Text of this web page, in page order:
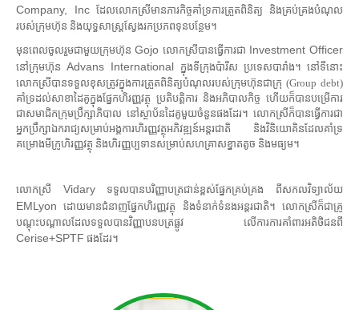
Company, Inc ដែលលោកស្រីមានភារកិច្ចគាំទ្រការត្រួតពិនិត្យ និងគ្រប់គ្រងបំណុល
របស់ក្រុមហ៊ុន និងយុទ្ធសាស្ត្រស្វែងរកប្រភពទុនបន្ថែម។
មុនពេលចូលរួមជាមួយក្រុមហ៊ុន Gojo លោកស្រីបានធ្វើការជា Investment Officer
នៅក្រុមហ៊ុនAdvans International ក្នុងទីក្រុងប៉ារីស ប្រទេសបារាំង។ នៅទីនោះ
លោកស្រីបានទទួលខុសត្រូវក្នុងការត្រួតពិនិត្យបំណុលរបស់ក្រុមហ៊ុនជាក្រុ (Group debt)
គាំទ្រដល់សាខាដៃគូក្នុងផ្នែកហិរញ្ញវត្ថុ ប្រតិបត្តិការ និងអភិបាលកិច្ច ហើយក៏បានបម្រើការ
ជាសមាជិកក្រុមប្រឹក្សាភិបាល នៅស្ថាប័នដៃគូមួយចំនួនផងដែរ។ លោកស្រីក៏បានធ្វើការជា
អ្នកប្រឹក្សាឯករាជ្យសម្រាប់អង្គការហិរញ្ញវត្ថុអភិវឌ្ឍន៍អន្តរជាតិ និងវិនិយោគិនដែលគាំទ្រ
គម្រោងមីក្រូហិរញ្ញវត្ថុ និងហិរញ្ញប្បទានសម្រាប់សហគ្រាសខ្នាតតូច និងមធ្យម។
លោកស្រី Vidaryទទួលបានបរិញ្ញាបត្រជាន់ខ្ពស់ផ្នែកគ្រប់គ្រង ពីសកលវិទ្យាល័យ
EMLyon ដោយមានជំនាញផ្នែកហិរញ្ញវត្ថុ និងទំនាក់ទំនងអន្តរជាតិ។ លោកស្រីក៏ជាគ្រូ
បណ្តុះបណ្តាលដែលទទួលបានវិញ្ញាបនបត្រផ្លូវ លើការការគាំពារអតិថិជនពី
Cerise+SPTF ផងដែរ។